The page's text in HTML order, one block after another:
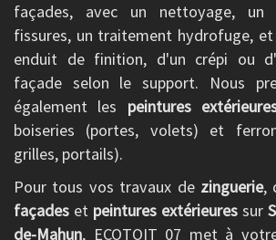
façades, avec un nettoyage, un
fissures, un traitement hydrofuge,
enduit de finition, d'un crépi ou
façade selon le support. Nous
également les peintures
boiseries (portes, volets) et
grilles, portails).
Pour tous vos travaux de zinguerie,
façades et peintures extérieures sur
de-Mahun, ECOTOIT 07 met à